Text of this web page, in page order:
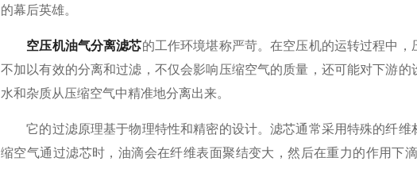
的幕后英雄。
空压机油气分离滤芯的工作环境堪称严苛。在空压机的运转过程中
不加以有效的分离和过滤，不仅会影响压缩空气的质量，还可能对下游
水和杂质从压缩空气中精准地分离出来。
它的过滤原理基于物理特性和精密的设计。滤芯通常采用特殊的纤维
缩空气通过滤芯时，油滴会在纤维表面聚结变大，然后在重力的作用下